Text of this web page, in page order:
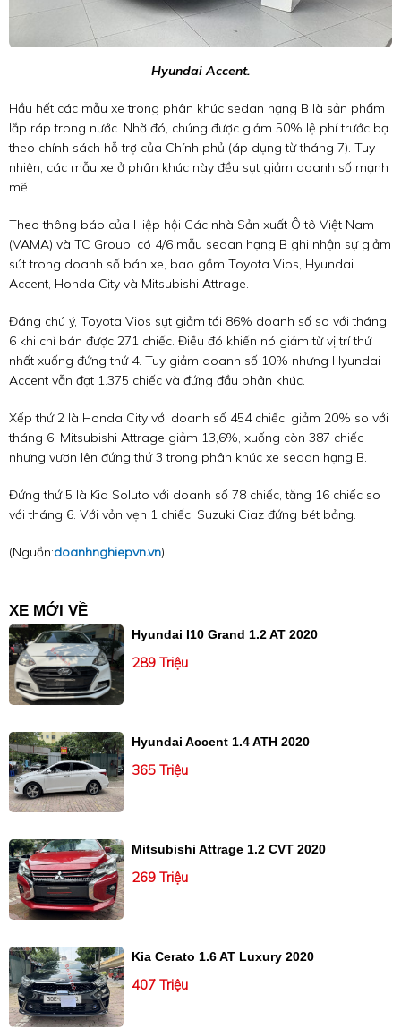
Hyundai Accent.
Hầu hết các mẫu xe trong phân khúc sedan hạng B là sản phẩm
lắp ráp trong nước. Nhờ đó, chúng được giảm 50% lệ phí trước bạ
theo chính sách hỗ trợ của Chính phủ (áp dụng từ tháng 7). Tuy
nhiên, các mẫu xe ở phân khúc này đều sụt giảm doanh số mạnh
mẽ.
Theo thông báo của Hiệp hội Các nhà Sản xuất Ô tô Việt Nam
(VAMA) và TC Group, có 4/6 mẫu sedan hạng B ghi nhận sự giảm
sút trong doanh số bán xe, bao gồm Toyota Vios, Hyundai
Accent, Honda City và Mitsubishi Attrage.
Đáng chú ý, Toyota Vios sụt giảm tới 86% doanh số so với tháng
6 khi chỉ bán được 271 chiếc. Điều đó khiến nó giảm từ vị trí thứ
nhất xuống đứng thứ 4. Tuy giảm doanh số 10% nhưng Hyundai
Accent vẫn đạt 1.375 chiếc và đứng đầu phân khúc.
Xếp thứ 2 là Honda City với doanh số 454 chiếc, giảm 20% so với
tháng 6. Mitsubishi Attrage giảm 13,6%, xuống còn 387 chiếc
nhưng vươn lên đứng thứ 3 trong phân khúc xe sedan hạng B.
Đứng thứ 5 là Kia Soluto với doanh số 78 chiếc, tăng 16 chiếc so
với tháng 6. Với vỏn vẹn 1 chiếc, Suzuki Ciaz đứng bét bảng.
(Nguồn:doanhnghiepvn.vn)
XE MỚI VỀ
Hyundai I10 Grand 1.2 AT 2020
289 Triệu
Hyundai Accent 1.4 ATH 2020
365 Triệu
Mitsubishi Attrage 1.2 CVT 2020
269 Triệu
Kia Cerato 1.6 AT Luxury 2020
407 Triệu